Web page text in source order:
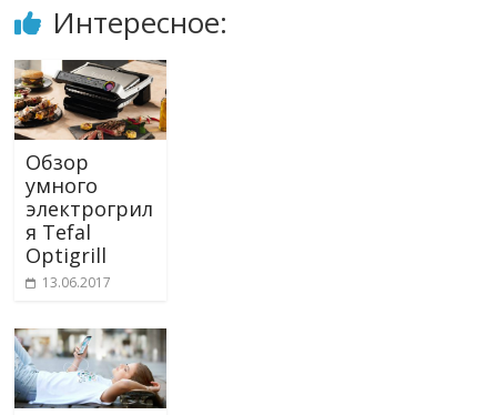
Интересное:
Обзор
умного
электрогрил
я Tefal
Optigrill
13.06.2017